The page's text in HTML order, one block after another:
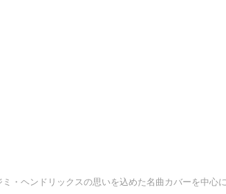
・ヘンドリックスの思いを込めた名曲カバーを中心